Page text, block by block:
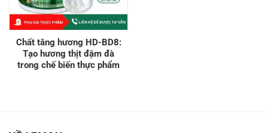
Chất tăng hương HD-BD8:
Tạo hương thịt đậm đà
trong chế biến thực phẩm